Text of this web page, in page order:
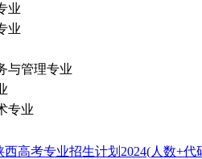
业
业
与管理专业
专业
高考专业招生计划2024(人数+代